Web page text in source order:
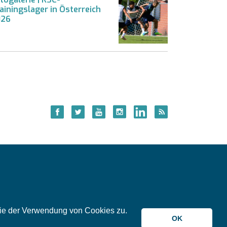
der Verwendung von Cookies zu.
OK
in Österreich
© 2026 meinKA